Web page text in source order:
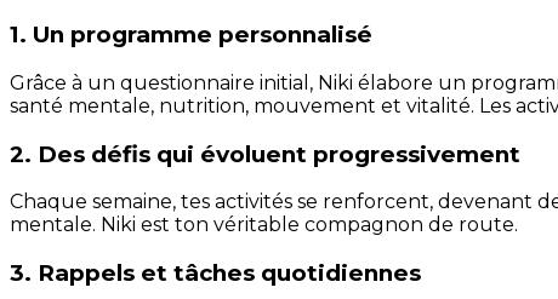
1. Un programme personnalisé
Grâce à un questionnaire initial, Niki élabore un
santé mentale, nutrition, mouvement et vitalité. Les
2. Des défis qui évoluent progressivement
Chaque semaine, tes activités se renforcent, devenant
mentale. Niki est ton véritable compagnon de route.
3. Rappels et tâches quotidiennes